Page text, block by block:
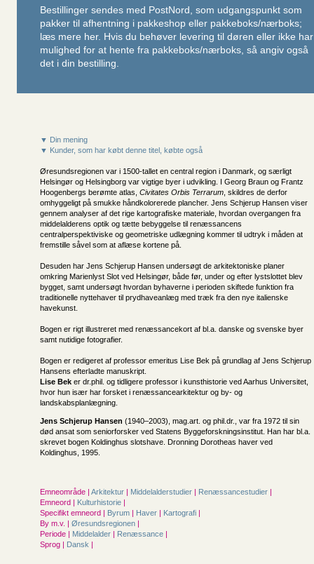
Bestillinger sendes med PostNord, som udgangspunkt som
pakker til afhentning i pakkeshop eller pakkeboks/nærboks;
læs mere her. Hvis du behøver levering til døren eller ikke har
mulighed for at hente fra pakkeboks/nærboks, så angiv også
det i din bestilling.
▼ Din mening
▼ Kunder, som har købt denne titel, købte også
Øresundsregionen var i 1500-tallet en central region i Danmark, og særligt
Helsingør og Helsingborg var vigtige byer i udvikling. I Georg Braun og Frantz
Hoogenbergs berømte atlas, Civitates Orbis Terrarum , skildres de derfor
omhyggeligt på smukke håndkolorerede plancher. Jens Schjerup Hansen viser
gennem analyser af det rige kartografiske materiale, hvordan overgangen fra
middelalderens optik og tætte bebyggelse til renæssancens
centralperspektiviske og geometriske udlægning kommer til udtryk i måden at
fremstille såvel som at aflæse kortene på.
Desuden har Jens Schjerup Hansen undersøgt de arkitektoniske planer
omkring Marienlyst Slot ved Helsingør, både før, under og efter lystslottet blev
bygget, samt undersøgt hvordan byhaverne i perioden skiftede funktion fra
traditionelle nyttehaver til prydhaveanlæg med træk fra den nye italienske
havekunst.
Bogen er rigt illustreret med renæssancekort af bl.a. danske og svenske byer
samt nutidige fotografier.
Bogen er redigeret af professor emeritus Lise Bek på grundlag af Jens Schjerup
Hansens efterladte manuskript.
Lise Bek er dr.phil. og tidligere professor i kunsthistorie ved Aarhus Universitet,
hvor hun især har forsket i renæssancearkitektur og by- og
landskabsplanlægning.
Jens Schjerup Hansen (1940–2003), mag.art. og phil.dr., var fra 1972 til sin
død ansat som seniorforsker ved Statens Byggeforskningsinstitut. Han har bl.a.
skrevet bogen Koldinghus slotshave. Dronning Dorotheas haver ved
Koldinghus, 1995.
Emneområde | Arkitektur | Middelalderstudier | Renæssancestudier |
Emneord | Kulturhistorie |
Specifikt emneord | Byrum | Haver | Kartografi |
By m.v. | Øresundsregionen |
Periode | Middelalder | Renæssance |
Sprog | Dansk |